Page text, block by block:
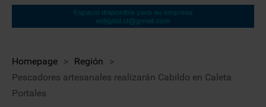
Homepage > Región
>
Pescadores artesanales realizarán Cabildo en Caleta
Portales